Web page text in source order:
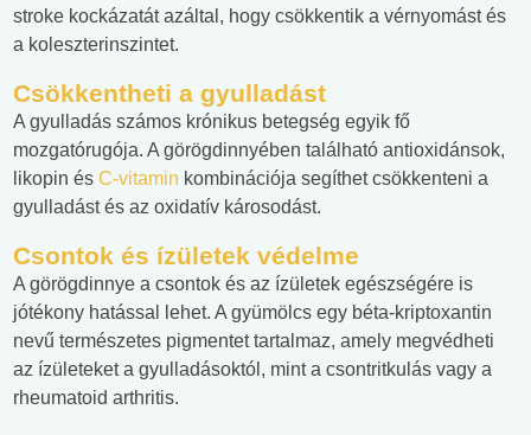
stroke kockázatát azáltal, hogy csökkentik a vérnyomást és
a koleszterinszintet.
Csökkentheti a gyulladást
A gyulladás számos krónikus betegség egyik fő
mozgatórugója. A görögdinnyében található antioxidánsok,
likopin és C-vitamin kombinációja segíthet csökkenteni a
gyulladást és az oxidatív károsodást.
Csontok és ízületek védelme
A görögdinnye a csontok és az ízületek egészségére is
jótékony hatással lehet. A gyümölcs egy béta-kriptoxantin
nevű természetes pigmentet tartalmaz, amely megvédheti
az ízületeket a gyulladásoktól, mint a csontritkulás vagy a
rheumatoid arthritis.